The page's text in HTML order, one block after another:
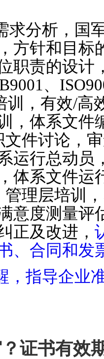
求分析，国
方针和目标
职责的设计
、
训，有效/高
，体系文
文件讨论，
运行总动员
体系文件运
理层培训
意度测量评
正及改进，
、合同和发
，指导企业
证书有效